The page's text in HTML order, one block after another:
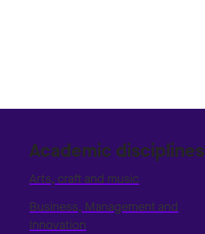
Academic disciplines
Arts, craft and music
Business, Management and
Innovation